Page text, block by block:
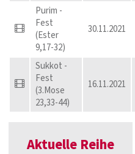
Purim -
Fest
(Ester
9,17-32)
30.11.2021
Sukkot -
Fest
(3.Mose
23,33-44)
16.11.2021
Aktuelle Reihe